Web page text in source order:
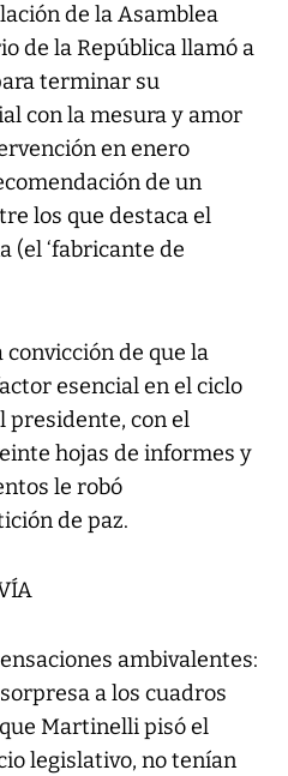
de la Asamblea
de la República llamó a
terminar su
con la mesura y amor
en enero
de un
los que destaca el
(el ‘fabricante de
convicción de que la
esencial en el ciclo
presidente, con el
hojas de informes y
le robó
de paz.
ambivalentes:
a los cuadros
Martinelli pisó el
legislativo, no tenían